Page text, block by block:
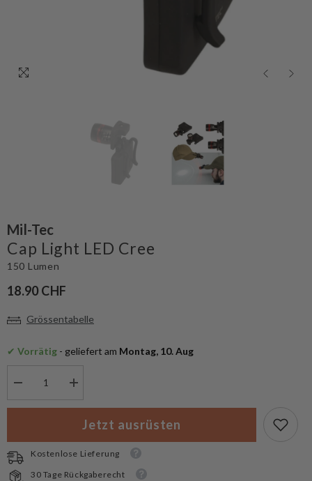
Mil-Tec
Cap Light LED Cree
150 Lumen
18.90 CHF
Grössentabelle
✔ Vorrätig - geliefert am Montag, 10. Aug
für
Cap
Light
LED
Cree
Menge
für
Mil-
Tec
Cap
Light
Cree
Jetzt ausrüsten
Kostenlose Lieferung
30 Tage Rückgaberecht